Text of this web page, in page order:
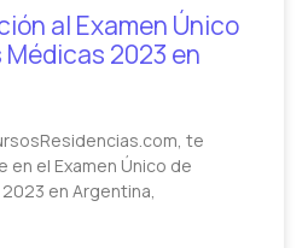
al Examen Único
2023 en
te
en el Examen Único de
en Argentina,